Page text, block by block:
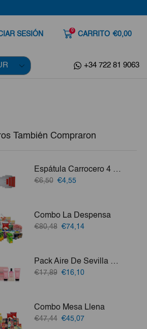
SESIÓN 0 CARRITO €0,00
+34 722 81 9063
También Compraron
Espátula Carrocero 4 PCS Inoxidable
€6,50 El
€6,50.
€4,55El
€4,55.
Combo La Despensa
€80,48 El
€80,48.
€74,14El
€74,14. Pack Aire De Sevilla Oh My God (3 Elementos)
€17,89 El
€17,89.
€16,10El
€16,10.
Combo Mesa Llena
€47,44 El
€45,07El